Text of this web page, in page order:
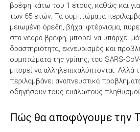
βρέφη κάτω του 1 έτους, καθώς και
των 65 ετών. Τα συμπτώματα
μειωμένη όρεξη, βήχα, φτέρνισμα,
στα νεαρά βρέφη, μπορεί να υπάρχει
δραστηριότητα, εκνευρισμός και
συμπτώματα της γρίπης, του SARS-
μπορεί να αλληλεπικαλύπτονται. Αλλά
περιλαμβάνει αναπνευστικά
οδηγήσουν τους ευάλωτους
Πώς θα αποφύγουμε την